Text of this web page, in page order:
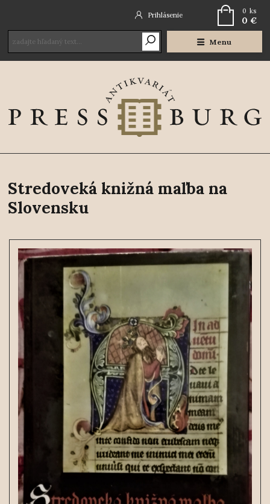
Menu
Prihlásenie 0 ks
0 €
Stredoveká knižná maľba na
Slovensku